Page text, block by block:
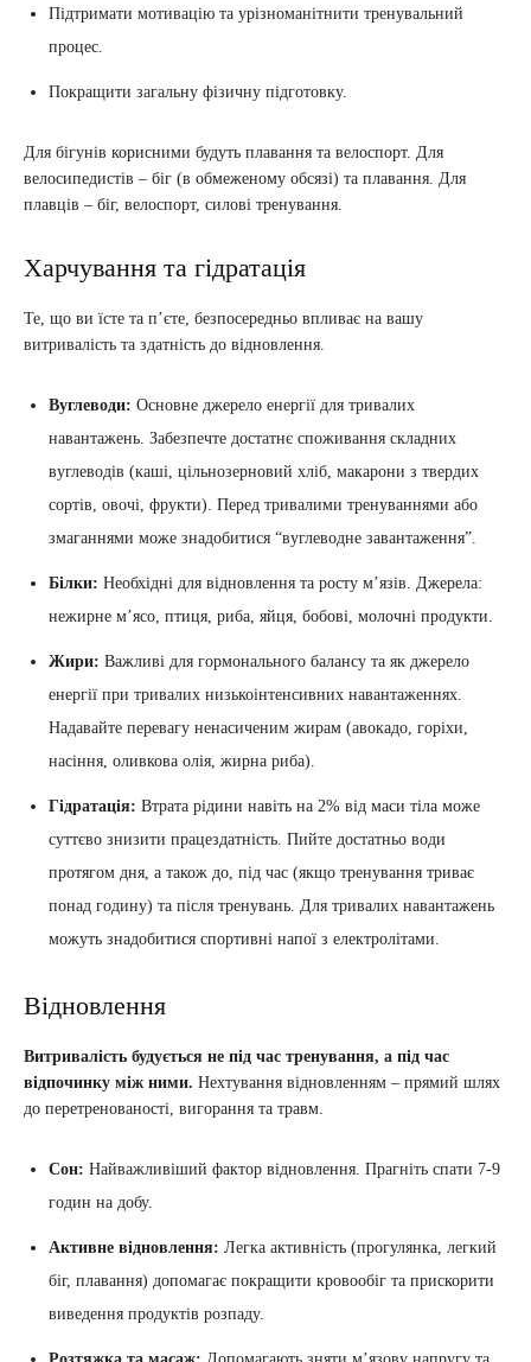
Підтримати мотивацію та урізноманітнити тренувальний
процес.
Покращити загальну фізичну підготовку.
Для бігунів корисними будуть плавання та велоспорт. Для
велосипедистів – біг (в обмеженому обсязі) та плавання. Для
плавців – біг, велоспорт, силові тренування.
Харчування та гідратація
Те, що ви їсте та п’єте, безпосередньо впливає на вашу
витривалість та здатність до відновлення.
Вуглеводи: Основне джерело енергії для тривалих
навантажень. Забезпечте достатнє споживання складних
вуглеводів (каші, цільнозерновий хліб, макарони з твердих
сортів, овочі, фрукти). Перед тривалими тренуваннями або
змаганнями може знадобитися “вуглеводне завантаження”.
Білки: Необхідні для відновлення та росту м’язів. Джерела:
нежирне м’ясо, птиця, риба, яйця, бобові, молочні продукти.
Жири: Важливі для гормонального балансу та як джерело
енергії при тривалих низькоінтенсивних навантаженнях.
Надавайте перевагу ненасиченим жирам (авокадо, горіхи,
насіння, оливкова олія, жирна риба).
Гідратація: Втрата рідини навіть на 2% від маси тіла може
суттєво знизити працездатність. Пийте достатньо води
протягом дня, а також до, під час (якщо тренування триває
понад годину) та після тренувань. Для тривалих навантажень
можуть знадобитися спортивні напої з електролітами.
Відновлення
Витривалість будується не під час тренування, а під час
відпочинку між ними. Нехтування відновленням – прямий шлях
до перетренованості, вигорання та травм.
Сон: Найважливіший фактор відновлення. Прагніть спати 7-9
годин на добу.
Активне відновлення: Легка активність (прогулянка, легкий
біг, плавання) допомагає покращити кровообіг та прискорити
виведення продуктів розпаду.